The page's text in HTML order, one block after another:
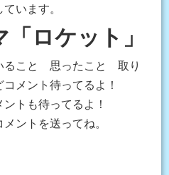
います。
ロケット」
ること 思ったこと 取り
メント待ってるよ！
トも待ってるよ！
ントを送ってね。